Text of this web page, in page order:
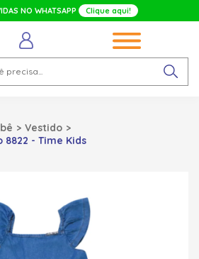
NO WHATSAPP Clique aqui!
Vestido
8822 - Time Kids